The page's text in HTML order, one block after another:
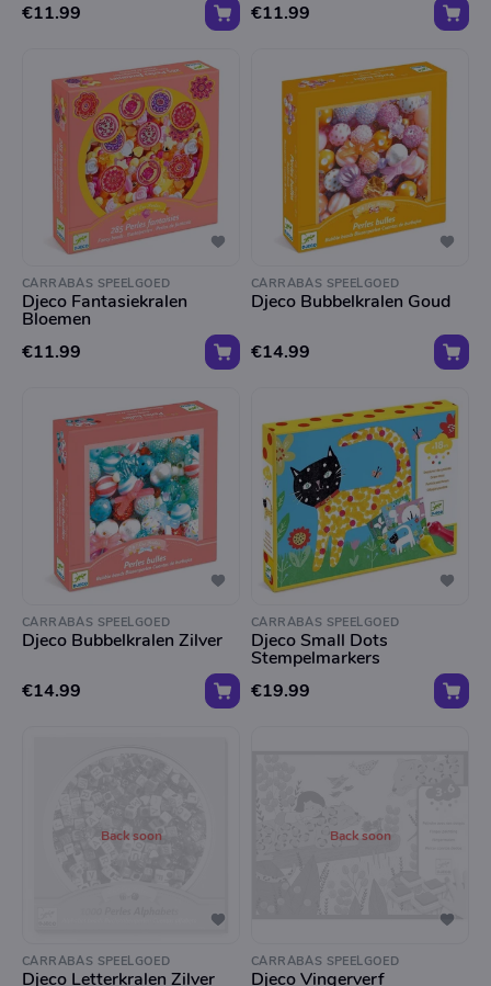
€11.99
€11.99
CARRABAS SPEELGOED
Djeco Fantasiekralen
Bloemen
€11.99
CARRABAS SPEELGOED
Djeco Bubbelkralen Goud
€14.99
CARRABAS SPEELGOED
Djeco Bubbelkralen Zilver
€14.99
CARRABAS SPEELGOED
Djeco Small Dots
Stempelmarkers
€19.99
Back soon
CARRABAS SPEELGOED
Djeco Letterkralen Zilver
Back soon
CARRABAS SPEELGOED
Djeco Vingerverf